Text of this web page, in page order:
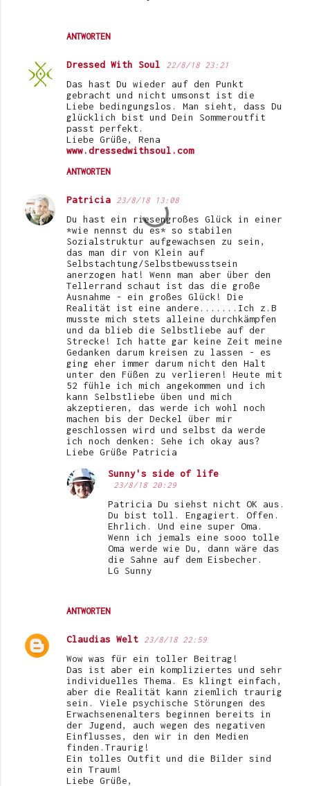
ANTWORTEN
Dressed With Soul 22/8/18 23:21
Das hast Du wieder auf den Punkt
gebracht und nicht umsonst ist die
Liebe bedingungslos. Man sieht, dass Du
glücklich bist und Dein Sommeroutfit
passt perfekt.
Liebe Grüße, Rena
www.dressedwithsoul.com
ANTWORTEN
Patricia 23/8/18 13:08
Du hast ein riesengroßes Glück in einer
*wie nennst du es* so stabilen
Sozialstruktur aufgewachsen zu sein,
das man dir von Klein auf
Selbstachtung/Selbstbewusstsein
anerzogen hat! Wenn man aber über den
Tellerrand schaut ist das die große
Ausnahme - ein großes Glück! Die
Realität ist eine andere.......Ich z.B
musste mich stets alleine durchkämpfen
und da blieb die Selbstliebe auf der
Strecke! Ich hatte gar keine Zeit meine
Gedanken darum kreisen zu lassen - es
ging eher immer darum nicht den Halt
unter den Füßen zu verlieren! Heute mit
52 fühle ich mich angekommen und ich
kann Selbstliebe üben und mich
akzeptieren, das werde ich wohl noch
machen bis der Deckel über mir
geschlossen wird und selbst da werde
ich noch denken: Sehe ich okay aus?
Liebe Grüße Patricia
ANTWORTEN
Sunny's side of life
23/8/18 20:29
Patricia Du siehst nicht OK aus.
Du bist toll. Engagiert. Offen.
Ehrlich. Und eine super Oma.
Wenn ich jemals eine sooo tolle
Oma werde wie Du, dann wäre das
die Sahne auf dem Eisbecher.
LG Sunny
Claudias Welt 23/8/18 22:59
Wow was für ein toller Beitrag!
Das ist aber ein kompliziertes und sehr
individuelles Thema. Es klingt einfach,
aber die Realität kann ziemlich traurig
sein. Viele psychische Störungen des
Erwachsenenalters beginnen bereits in
der Jugend, auch wegen des negativen
Einflusses, den wir in den Medien
finden.Traurig!
Ein tolles Outfit und die Bilder sind
ein Traum!
Liebe Grüße,